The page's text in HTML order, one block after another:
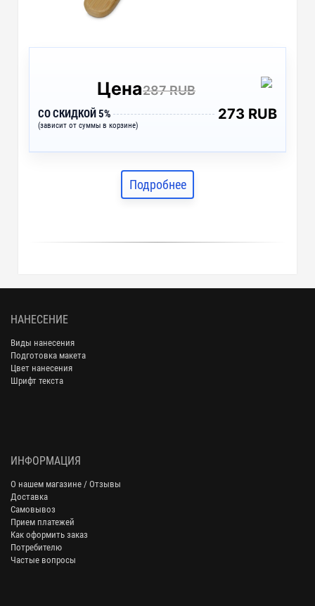
Цена287 RUB
СО СКИДКОЙ 5%
(зависит от суммы в корзине)
273 RUB
Подробнее
НАНЕСЕНИЕ
Виды нанесения
Подготовка макета
Цвет нанесения
Шрифт текста
ИНФОРМАЦИЯ
О нашем магазине / Отзывы
Доставка
Самовывоз
Прием платежей
Как оформить заказ
Потребителю
Частые вопросы